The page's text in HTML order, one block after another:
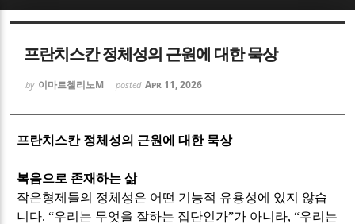
프란치스칸 정체성의 근원에 대한 묵상
by 이마르첼리노M posted Apr 11, 2026
프란치스칸 정체성의 근원에 대한 묵상
복음으로 존재하는 삶
작은형제들의 정체성은 어떤 기능적 유용성에 있지 않습
니다. “우리는 무엇을 잘하는 집단인가”가 아니라, “우리는
Sketchbook5, 스케치북5
Sketchbook5, 스케치북5
Sketchbook5, 스케치북5
Sketchbook5, 스케치북5